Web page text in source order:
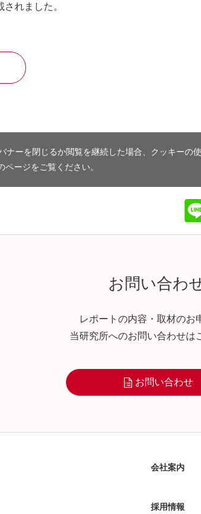
れました。
ーを閉じるか閲覧を継続した場合、クッキーの
ページをご覧ください。
お問い合わ
レポートの内容・取材のお
当研究所へのお問い合わせは
お問い合わせ
会社案内
採用情報